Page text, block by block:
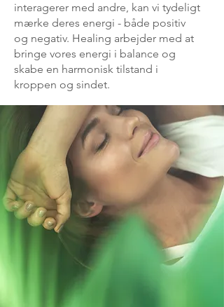
interagerer med andre, kan vi tydeligt
mærke deres energi - både positiv
og negativ. Healing arbejder med at
bringe vores energi i balance og
skabe en harmonisk tilstand i
kroppen og sindet.